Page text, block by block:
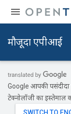
मौजूदा एपीआई
Google आपकी
टेक्नोलॉजी का इस्तेमाल